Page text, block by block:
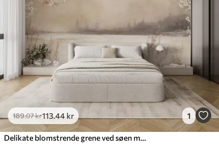
189.07kr113 .44 kr 1